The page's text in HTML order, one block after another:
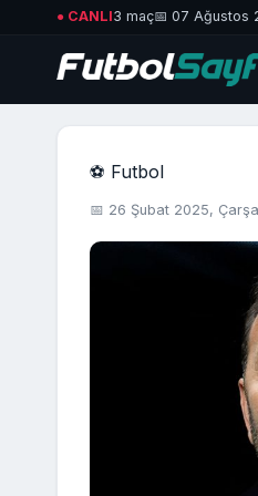
● CANLI3 maç📅 07 Ağustos
⚽ Futbol
📅 26 Şubat 2025,